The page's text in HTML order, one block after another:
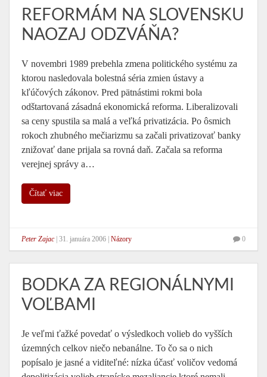
REFORMÁM NA SLOVENSKU
NAOZAJ ODZVÁŇA?
V novembri 1989 prebehla zmena politického systému za
ktorou nasledovala bolestná séria zmien ústavy a
kľúčových zákonov. Pred pätnástimi rokmi bola
odštartovaná zásadná ekonomická reforma. Liberalizovali
sa ceny spustila sa malá a veľká privatizácia. Po ôsmich
rokoch zhubného mečiarizmu sa začali privatizovať banky
znižovať dane prijala sa rovná daň. Začala sa reforma
verejnej správy a…
Čítať viac
Peter Zajac| 31. januára 2006 Názory 0
BODKA ZA REGIONÁLNYMI
VOĽBAMI
Je veľmi ťažké povedať o výsledkoch volieb do vyšších
územných celkov niečo nebanálne. To čo sa o nich
popísalo je jasné a viditeľné: nízka účasť voličov vedomá